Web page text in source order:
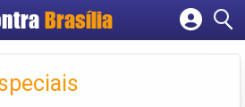
Brasília
Cadastrar empresa
Criar conta